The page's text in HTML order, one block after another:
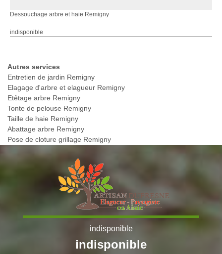
Dessouchage arbre et haie Remigny
indisponible
Autres services
Entretien de jardin Remigny
Elagage d'arbre et elagueur Remigny
Etêtage arbre Remigny
Tonte de pelouse Remigny
Taille de haie Remigny
Abattage arbre Remigny
Pose de cloture grillage Remigny
indisponible
indisponible